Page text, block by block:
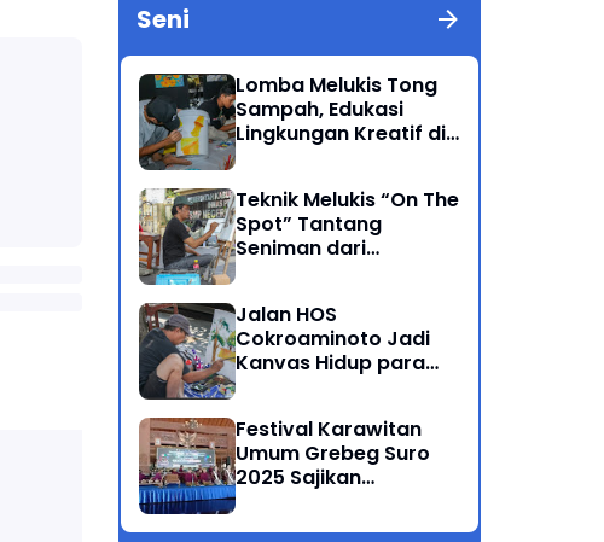
Seni
Lomba Melukis Tong
Sampah, Edukasi
Lingkungan Kreatif di
Teknik Melukis “On The
Spot” Tantang
Seniman dari
Jalan HOS
Cokroaminoto Jadi
Kanvas Hidup para
Festival Karawitan
Umum Grebeg Suro
2025 Sajikan